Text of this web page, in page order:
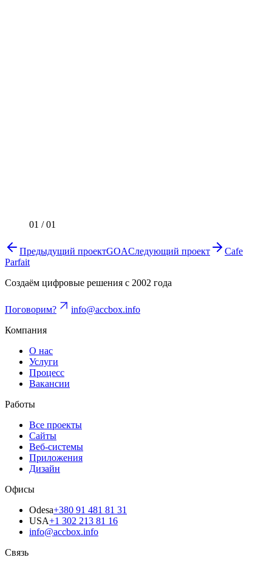
01 / 01
Предыдущий проектGOAСледующий проект
Cafe
Parfait
Создаём цифровые решения с 2002 года
Поговорим?
info@accbox.info
Компания
О нас
Услуги
Процесс
Вакансии
Работы
Все проекты
Сайты
Веб-системы
Приложения
Дизайн
Офисы
Odesa+380 91 481 81 31
USA+1 302 213 81 16
info@accbox.info
Связь